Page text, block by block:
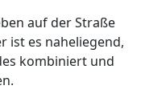
auf der Straße
ist es naheliegend,
kombiniert und